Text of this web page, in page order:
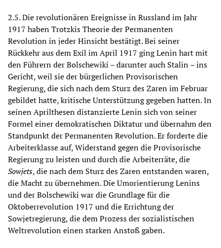
2.5. Die revolutionären Ereignisse in Russland im Jahr
1917 haben Trotzkis Theorie der Permanenten
Revolution in jeder Hinsicht bestätigt. Bei seiner
Rückkehr aus dem Exil im April 1917 ging Lenin hart mit
den Führern der Bolschewiki – darunter auch Stalin – ins
Gericht, weil sie der bürgerlichen Provisorischen
Regierung, die sich nach dem Sturz des Zaren im Februar
gebildet hatte, kritische Unterstützung gegeben hatten. In
seinen Aprilthesen distanzierte Lenin sich von seiner
Formel einer demokratischen Diktatur und übernahm den
Standpunkt der Permanenten Revolution. Er forderte die
Arbeiterklasse auf, Widerstand gegen die Provisorische
Regierung zu leisten und durch die Arbeiterräte, die
Sowjets, die nach dem Sturz des Zaren entstanden waren,
die Macht zu übernehmen. Die Umorientierung Lenins
und der Bolschewiki war die Grundlage für die
Oktoberrevolution 1917 und die Errichtung der
Sowjetregierung, die dem Prozess der sozialistischen
Weltrevolution einen starken Anstoß gaben.